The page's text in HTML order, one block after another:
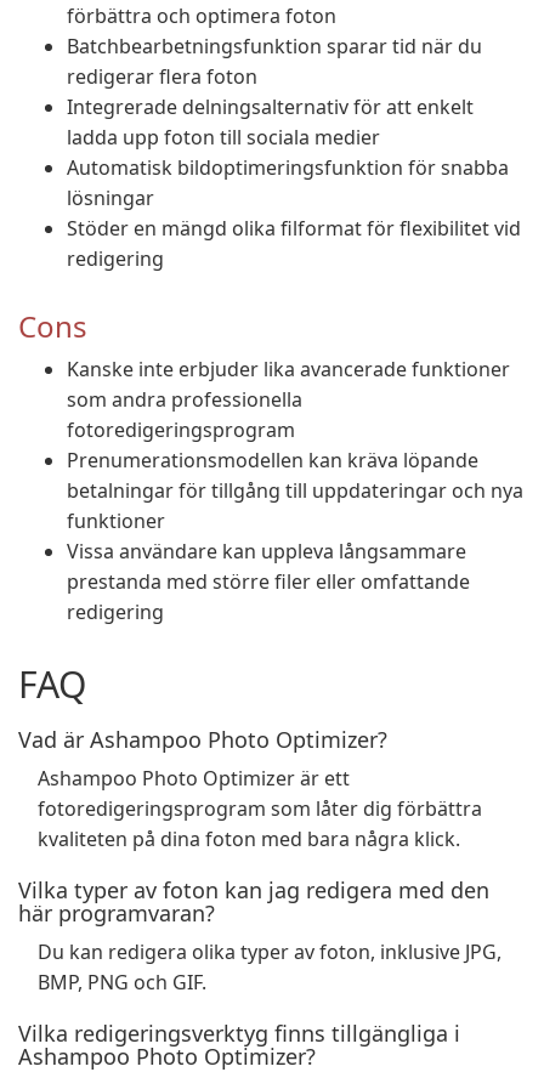
förbättra och optimera foton
Batchbearbetningsfunktion sparar tid när du
redigerar flera foton
Integrerade delningsalternativ för att enkelt
ladda upp foton till sociala medier
Automatisk bildoptimeringsfunktion för snabba
lösningar
Stöder en mängd olika filformat för flexibilitet vid
redigering
Cons
Kanske inte erbjuder lika avancerade funktioner
som andra professionella
fotoredigeringsprogram
Prenumerationsmodellen kan kräva löpande
betalningar för tillgång till uppdateringar och nya
funktioner
Vissa användare kan uppleva långsammare
prestanda med större filer eller omfattande
redigering
FAQ
Vad är Ashampoo Photo Optimizer?
Ashampoo Photo Optimizer är ett
fotoredigeringsprogram som låter dig förbättra
kvaliteten på dina foton med bara några klick.
Vilka typer av foton kan jag redigera med den
här programvaran?
Du kan redigera olika typer av foton, inklusive JPG,
BMP, PNG och GIF.
Vilka redigeringsverktyg finns tillgängliga i
Ashampoo Photo Optimizer?